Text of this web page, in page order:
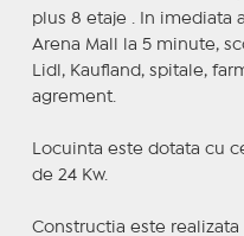
plus 8 etaje . In imediata
Arena Mall la 5 minute,
Lidl, Kaufland, spitale,
agrement.
Locuinta este dotata cu
de 24 Kw.
Constructia este